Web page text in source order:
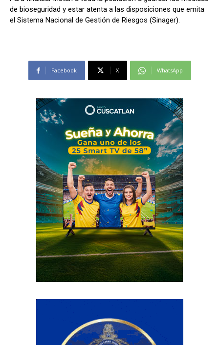
de bioseguridad y estar atenta a las disposiciones que emita
el Sistema Nacional de Gestión de Riesgos (Sinager).
Facebook X WhatsApp